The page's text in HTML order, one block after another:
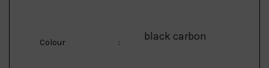
Colour : black carbon